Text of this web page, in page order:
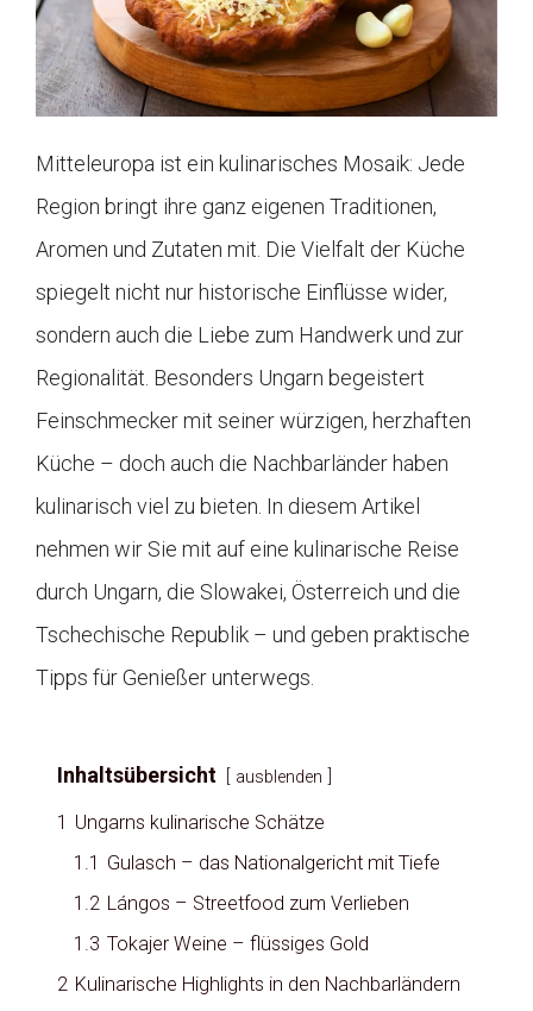
Mitteleuropa ist ein kulinarisches Mosaik: Jede
Region bringt ihre ganz eigenen Traditionen,
Aromen und Zutaten mit. Die Vielfalt der Küche
spiegelt nicht nur historische Einflüsse wider,
sondern auch die Liebe zum Handwerk und zur
Regionalität. Besonders Ungarn begeistert
Feinschmecker mit seiner würzigen, herzhaften
Küche – doch auch die Nachbarländer haben
kulinarisch viel zu bieten. In diesem Artikel
nehmen wir Sie mit auf eine kulinarische Reise
durch Ungarn, die Slowakei, Österreich und die
Tschechische Republik – und geben praktische
Tipps für Genießer unterwegs.
Inhaltsübersicht ausblenden
1 Ungarns kulinarische Schätze
1.1 Gulasch – das Nationalgericht mit Tiefe
1.2 Lángos – Streetfood zum Verlieben
1.3 Tokajer Weine – flüssiges Gold
2 Kulinarische Highlights in den Nachbarländern